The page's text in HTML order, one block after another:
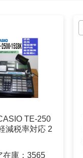
TE-250
減税率対応 2
庫： 3565